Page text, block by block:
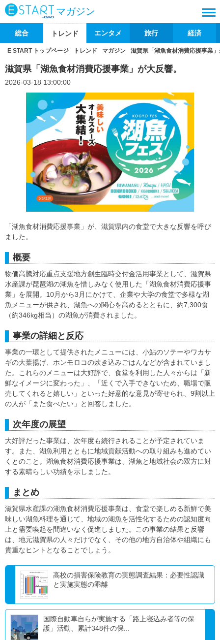
マガジン
総合 トレンド エンタメ 旅行 経済
E START トップページ トレンド マガジン 滋賀県「湖魚食材消費応援事業
滋賀県「湖魚食材消費応援事業」が大反響。
2026-03-18 13:00:00
「湖魚食材消費応援事業」が、滋賀県内の食堂で大きな反響を呼び
ました。
概要
物価高騰対応重点支援地方創生臨時交付金活用事業として、滋賀県
水産課が琵琶湖の湖魚を惜しみなく使用した「湖魚食材消費応援事
業」を展開。10月から3月にかけて、企業や大学の食堂で多様な湖
魚メニューが供され、湖魚への関心を高めるとともに、約7,300食
（約346kg相当）の湖魚が消費されました。
事業の詳細と反応
事業の一環として提供されたメニューには、小鮎のソテーやワカサ
ギの大葉揚げ、ホンモロコの炊き込みごはんなどが含まれていまし
た。これらのメニューは大好評で、食堂を利用した人々からは「新
鮮なイメージに変わった」、「近くで入手できないため、職場で販
売してくれると嬉しい」といった好意的な意見が寄せられ、9割以上
の人が「また食べたい」と回答しました。
次年度の展望
大好評だった事業は、次年度も続行されることが予定されていま
す。また、湖魚利用とともに地域貢献活動への取り組みも進めてい
くとのこと。湖魚食材消費応援事業は、湖魚と地域社会の双方に対
する素晴らしい功績を示しました。
まとめ
滋賀県水産課の湖魚食材消費応援事業は、食堂で楽しめる新鮮で美
味しい湖魚料理を通じて、地域の湖魚を活性化するための認知度向
上と需要喚起を間違いなく促進しました。この事業の結果と反響
は、地元滋賀県の人々だけでなく、その他の地方自治体や組織にも
貴重なヒントとなることでしょう。
高校の損害保険教育の実態調査結果：必要性認識
と実施実態の乖離
国際自動車自らが実施する「路上寝込み者等の保
護」活動、累計348件の保...